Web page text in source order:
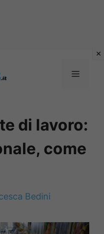
MENU
di lavoro:
come
Bedini